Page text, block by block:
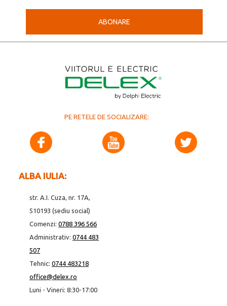
ABONARE
PE RETELE DE SOCIALIZARE:
ALBA IULIA:
str. A.I. Cuza, nr. 17A,
510193 (sediu social)
Comenzi: 0788 396 566
Administrativ: 0744 483
507
Tehnic: 0744 483218
office@delex.ro
Luni - Vineri: 8:30-17:00